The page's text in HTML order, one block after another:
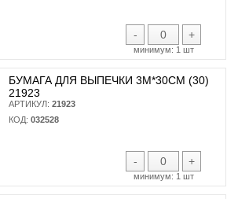
- +
минимум: 1 шт
БУМАГА ДЛЯ ВЫПЕЧКИ 3М*30СМ (30)
21923
АРТИКУЛ: 21923
КОД: 032528
- +
минимум: 1 шт